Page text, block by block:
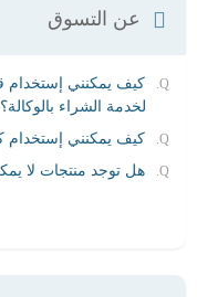
عن التسوق
كيف يمكنني
لخدمة الشراء بالوكالة؟
كيف يمكنني إستخدام
هل توجد منتجات لا